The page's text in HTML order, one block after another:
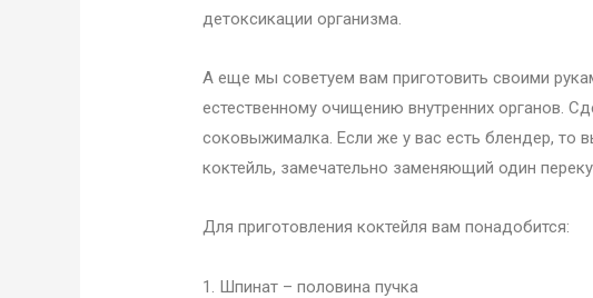
детоксикации организма.
А еще мы советуем вам приготовить своими
естественному очищению внутренних органов.
соковыжималка. Если же у вас есть блендер, то
коктейль, замечательно заменяющий один
Для приготовления коктейля вам понадобится:
1. Шпинат – половина пучка